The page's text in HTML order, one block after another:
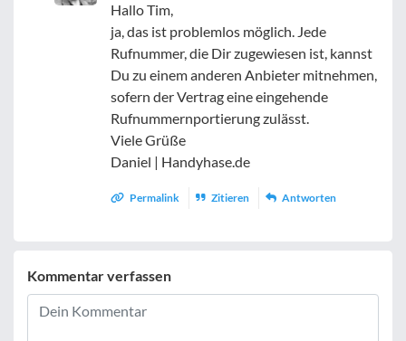
Hallo Tim,
ja, das ist problemlos möglich. Jede
Rufnummer, die Dir zugewiesen ist, kannst
Du zu einem anderen Anbieter mitnehmen,
sofern der Vertrag eine eingehende
Rufnummernportierung zulässt.
Viele Grüße
Daniel | Handyhase.de
Permalink Zitieren Antworten
Kommentar verfassen